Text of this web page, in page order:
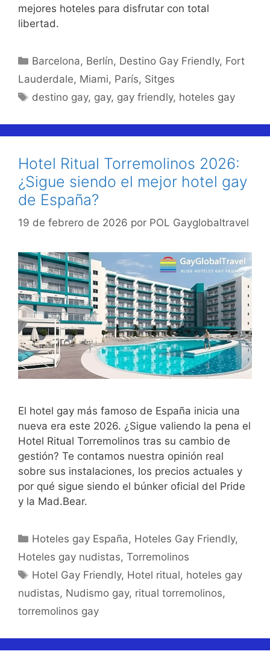
mejores hoteles para disfrutar con total
libertad.
Categorías
Barcelona, Berlín, Destino Gay Friendly, Fort
Lauderdale, Miami, París, Sitges
Etiquetas
destino gay, gay, gay friendly, hoteles gay
Hotel Ritual Torremolinos 2026:
¿Sigue siendo el mejor hotel gay
de España?
19 de febrero de 2026 por POL Gayglobaltravel
El hotel gay más famoso de España inicia una
nueva era este 2026. ¿Sigue valiendo la pena el
Hotel Ritual Torremolinos tras su cambio de
gestión? Te contamos nuestra opinión real
sobre sus instalaciones, los precios actuales y
por qué sigue siendo el búnker oficial del Pride
y la Mad.Bear.
Categorías
Hoteles gay España, Hoteles Gay Friendly,
Hoteles gay nudistas, Torremolinos
Etiquetas
Hotel Gay Friendly, Hotel ritual, hoteles gay
nudistas, Nudismo gay, ritual torremolinos,
torremolinos gay